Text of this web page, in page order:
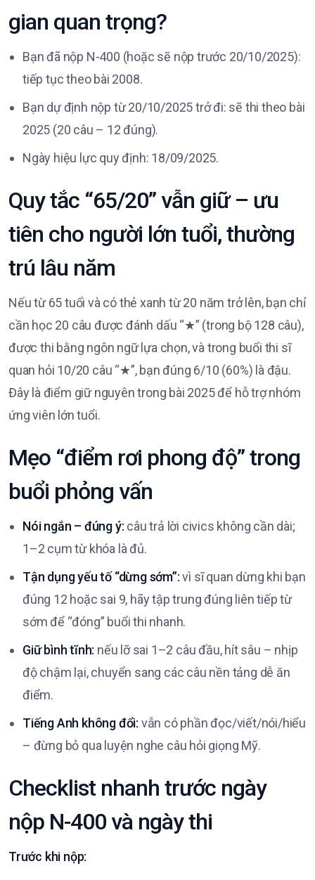
gian quan trọng?
Bạn đã nộp N-400 (hoặc sẽ nộp trước 20/10/2025):
tiếp tục theo bài 2008.
Bạn dự định nộp từ 20/10/2025 trở đi: sẽ thi theo bài
2025 (20 câu – 12 đúng).
Ngày hiệu lực quy định: 18/09/2025.
Quy tắc “65/20” vẫn giữ – ưu
tiên cho người lớn tuổi, thường
trú lâu năm
Nếu từ 65 tuổi và có thẻ xanh từ 20 năm trở lên, bạn chỉ
cần học 20 câu được đánh dấu “★” (trong bộ 128 câu),
được thi bằng ngôn ngữ lựa chọn, và trong buổi thi sĩ
quan hỏi 10/20 câu “★”, bạn đúng 6/10 (60%) là đậu.
Đây là điểm giữ nguyên trong bài 2025 để hỗ trợ nhóm
ứng viên lớn tuổi.
Mẹo “điểm rơi phong độ” trong
buổi phỏng vấn
Nói ngắn – đúng ý: câu trả lời civics không cần dài;
1–2 cụm từ khóa là đủ.
Tận dụng yếu tố “dừng sớm”:vì sĩ quan dừng khi bạn
đúng 12 hoặc sai 9, hãy tập trung đúng liên tiếp từ
sớm để “đóng” buổi thi nhanh.
Giữ bình tĩnh: nếu lỡ sai 1–2 câu đầu, hít sâu – nhịp
độ chậm lại, chuyển sang các câu nền tảng dễ ăn
điểm.
Tiếng Anh không đổi: vẫn có phần đọc/viết/nói/hiểu
– đừng bỏ qua luyện nghe câu hỏi giọng Mỹ.
Checklist nhanh trước ngày
nộp N-400 và ngày thi
Trước khi nộp: